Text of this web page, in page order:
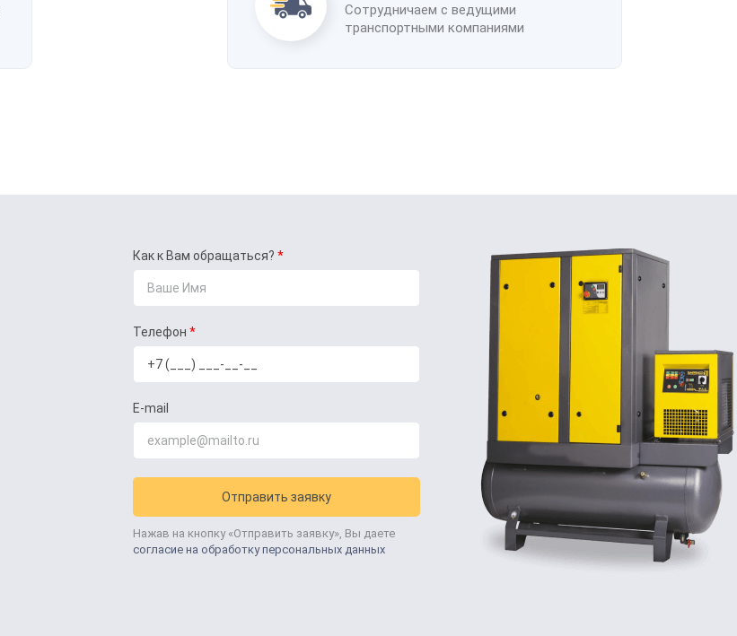
Сотрудничаем с ведущими
транспортными компаниями
Как к Вам обращаться?
Телефон
E-mail
Отправить заявку
Нажав на кнопку «Отправить заявку», Вы даете
согласие на обработку персональных данных